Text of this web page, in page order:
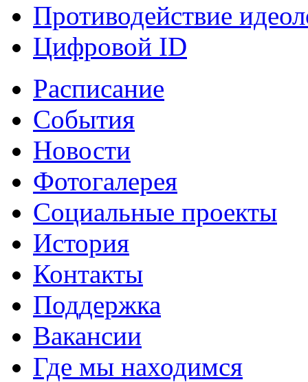
Противодействие
Цифровой ID
Расписание
События
Новости
Фотогалерея
Социальные проекты
История
Контакты
Поддержка
Вакансии
Где мы находимся